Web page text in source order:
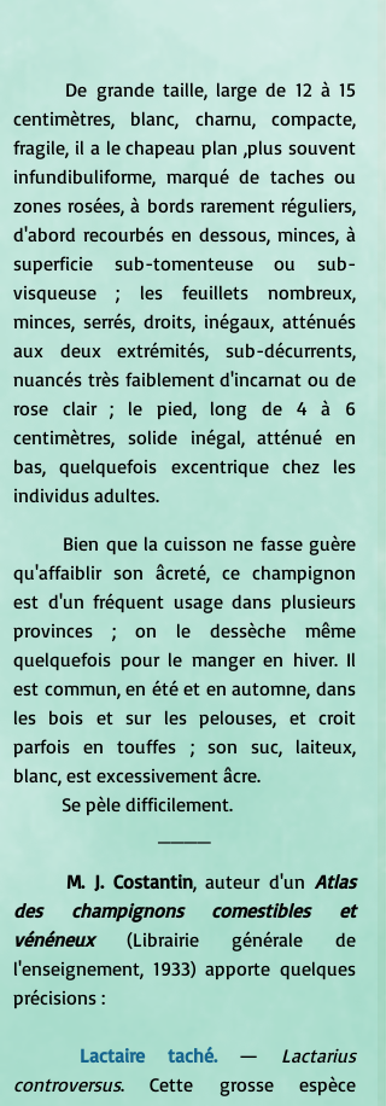
centimètres, blanc, charnu, compacte,
fragile, il a le chapeau plan ,plus souvent
infundibuliforme, marqué de taches ou
zones rosées, à bords rarement réguliers,
d'abord recourbés en dessous, minces, à
superficie sub-tomenteuse ou sub-
visqueuse ; les feuillets nombreux,
minces, serrés, droits, inégaux, atténués
aux deux extrémités, sub-décurrents,
nuancés très faiblement d'incarnat ou de
rose clair ; le pied, long de 4 à 6
centimètres, solide inégal, atténué en
bas, quelquefois excentrique chez les
individus adultes.
qu'affaiblir son âcreté, ce champignon
est d'un fréquent usage dans plusieurs
provinces ; on le dessèche même
quelquefois pour le manger en hiver. Il
est commun, en été et en automne, dans
les bois et sur les pelouses, et croit
parfois en touffes ; son suc, laiteux,
blanc, est excessivement âcre.
	Se pèle difficilement.
M. J. Costantin, auteur d'un Atlas
des champignons comestibles et
vénéneux (Librairie générale de
l'enseignement, 1933) apporte quelques
précisions :
Lactaire taché. — Lactarius
controversus. Cette grosse espèce